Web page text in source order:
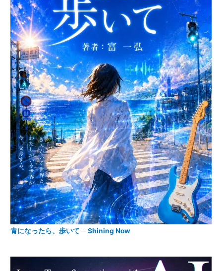
青になったら、歩いて ─ Shining Now